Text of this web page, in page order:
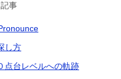
事
し方
点台レベルへの軌跡